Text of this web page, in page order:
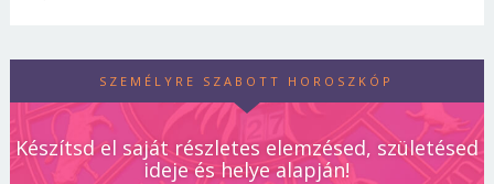
SZEMÉLYRE SZABOTT HOROSZKÓP
Készítsd el saját részletes elemzésed, születésed
ideje és helye alapján!